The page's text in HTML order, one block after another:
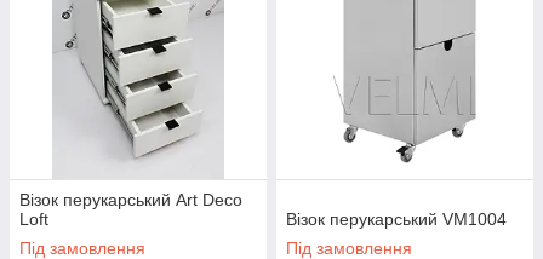
Візок перукарський Art Deco
Loft
Під замовлення
Візок перукарcький VM1004
Під замовлення